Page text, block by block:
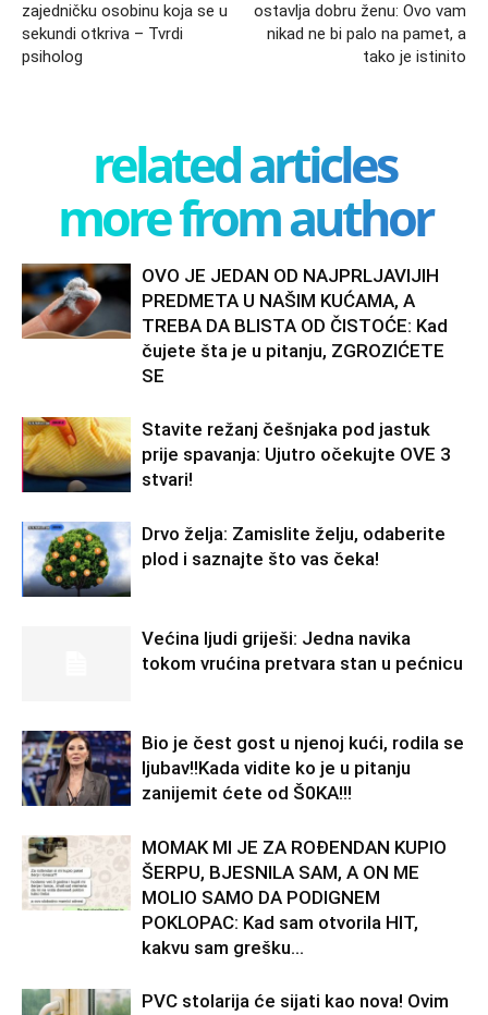
zajedničku osobinu koja se u
sekundi otkriva – Tvrdi
psiholog
ostavlja dobru ženu: Ovo vam
nikad ne bi palo na pamet, a
tako je istinito
related articles
more from author
OVO JE JEDAN OD NAJPRLJAVIJIH
PREDMETA U NAŠIM KUĆAMA, A
TREBA DA BLISTA OD ČISTOĆE: Kad
čujete šta je u pitanju, ZGROZIĆETE
SE
Stavite režanj češnjaka pod jastuk
prije spavanja: Ujutro očekujte OVE 3
stvari!
Drvo želja: Zamislite želju, odaberite
plod i saznajte što vas čeka!
Većina ljudi griješi: Jedna navika
tokom vrućina pretvara stan u pećnicu
Bio je čest gost u njenoj kući, rodila se
ljubav!!Kada vidite ko je u pitanju
zanijemit ćete od Š0KA!!!
MOMAK MI JE ZA ROĐENDAN KUPIO
ŠERPU, BJESNILA SAM, A ON ME
MOLIO SAMO DA PODIGNEM
POKLOPAC: Kad sam otvorila HIT,
kakvu sam grešku...
PVC stolarija će sijati kao nova! Ovim